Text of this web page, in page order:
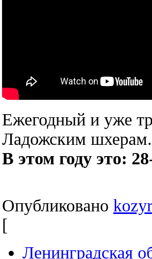
Ежегодный и уже
Ладожским шхерам.
В этом году это:
Опубликовано
[
Ленинградская